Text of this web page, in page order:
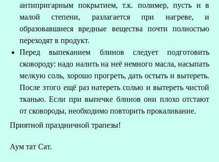
антипригарным покрытием, т.к. полимер, пусть и в
малой степени, разлагается при нагреве, и
образовавшиеся вредные вещества почти полностью
переходят в продукт.
Перед выпеканием блинов следует подготовить
сковороду: надо налить на неё немного масла, насыпать
мелкую соль, хорошо прогреть, дать остыть и вытереть.
После этого ещё раз натереть солью и вытереть чистой
тканью. Если при выпечке блинов они плохо отстают
от сковороды, необходимо повторить прокаливание.
Приятной праздничной трапезы!
Аум тат Сат.